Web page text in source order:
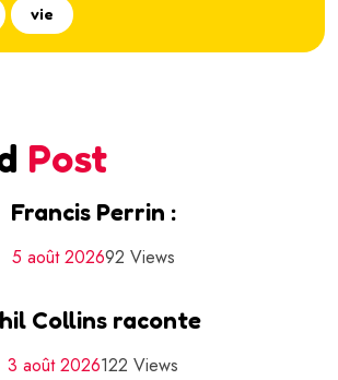
vie
Post
Francis Perrin :
5 août 202692 Views
Collins raconte
3 août 2026122 Views